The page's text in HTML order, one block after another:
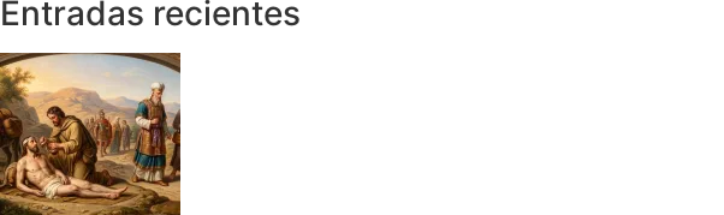
Entradas recientes